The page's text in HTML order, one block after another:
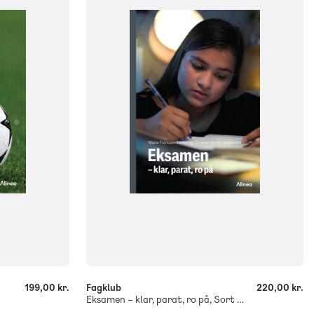
199,00 kr.
7. klasse 8. klasse 9. klasse 10. klasse
FORMAT
Flergangsbog
9788723575814
Fagklub
Eksamen – klar, parat, ro på, Sort Fagklub
220,00 kr.